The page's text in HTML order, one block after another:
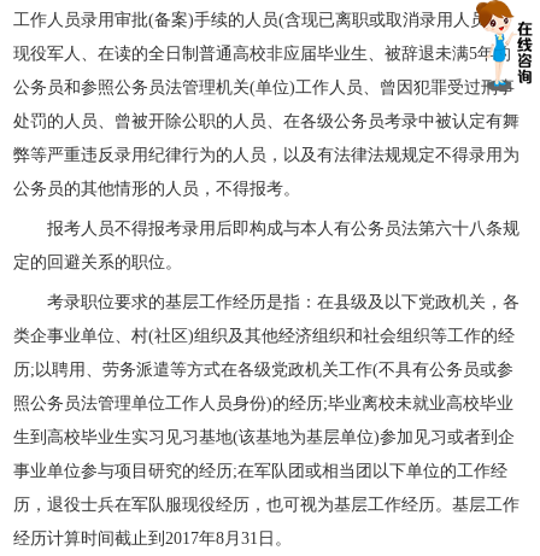
工作人员录用审批(备案)手续的人员(含现已离职或取消录用人员)、
现役军人、在读的全日制普通高校非应届毕业生、被辞退未满5年的
公务员和参照公务员法管理机关(单位)工作人员、曾因犯罪受过刑事
处罚的人员、曾被开除公职的人员、在各级公务员考录中被认定有舞
弊等严重违反录用纪律行为的人员，以及有法律法规规定不得录用为
公务员的其他情形的人员，不得报考。
报考人员不得报考录用后即构成与本人有公务员法第六十八条规
定的回避关系的职位。
考录职位要求的基层工作经历是指：在县级及以下党政机关，各
类企事业单位、村(社区)组织及其他经济组织和社会组织等工作的经
历;以聘用、劳务派遣等方式在各级党政机关工作(不具有公务员或参
照公务员法管理单位工作人员身份)的经历;毕业离校未就业高校毕业
生到高校毕业生实习见习基地(该基地为基层单位)参加见习或者到企
事业单位参与项目研究的经历;在军队团或相当团以下单位的工作经
历，退役士兵在军队服现役经历，也可视为基层工作经历。基层工作
经历计算时间截止到2017年8月31日。